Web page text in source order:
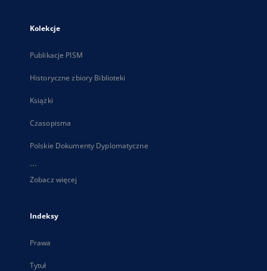
Kolekcje
Publikacje PISM
Historyczne zbiory Biblioteki
Książki
Czasopisma
Polskie Dokumenty Dyplomatyczne
...
Zobacz więcej
Indeksy
Prawa
Tytuł